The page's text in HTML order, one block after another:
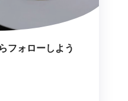
フォローしよう